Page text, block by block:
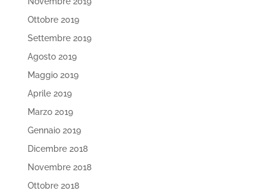
Ottobre 2019
Settembre 2019
Agosto 2019
Maggio 2019
Aprile 2019
Marzo 2019
Gennaio 2019
Dicembre 2018
Novembre 2018
Ottobre 2018